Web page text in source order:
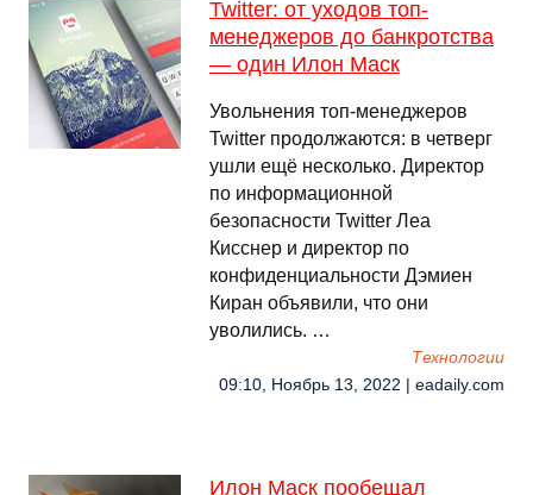
Twitter: от уходов топ-
менеджеров до банкротства
— один Илон Маск
Увольнения топ-менеджеров
Twitter продолжаются: в четверг
ушли ещё несколько. Директор
по информационной
безопасности Twitter Леа
Кисснер и директор по
конфиденциальности Дэмиен
Киран объявили, что они
уволились. …
Технологии
09:10, Ноябрь 13, 2022 | eadaily.com
Илон Маск пообещал